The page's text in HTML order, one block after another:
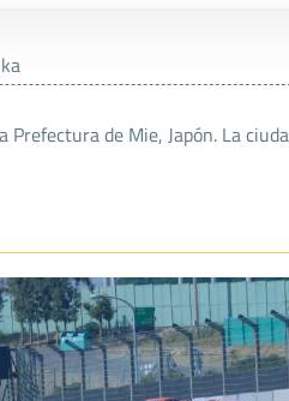
Prefectura de Mie, Japón. La